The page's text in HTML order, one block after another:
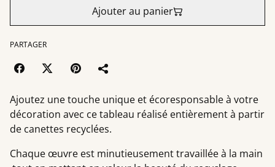
Ajouter au panier
PARTAGER
Ajoutez une touche unique et écoresponsable à votre
décoration avec ce tableau réalisé entièrement à partir
de canettes recyclées.
Chaque œuvre est minutieusement travaillée à la main